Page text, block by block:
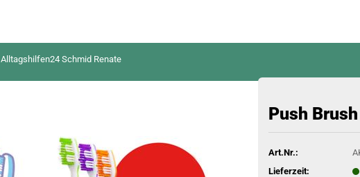
Alltagshilfen24 Schmid Renate
Push Brush
Art.Nr.:
Lieferzeit: